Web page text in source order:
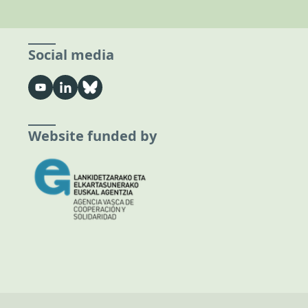
Social media
Website funded by